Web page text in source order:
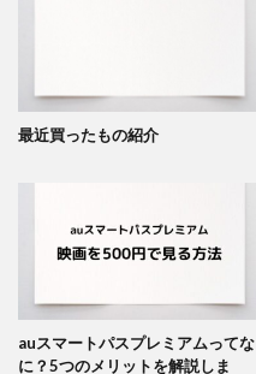
最近買ったもの紹介
auスマートパスプレミアムってな
に？5つのメリットを解説しま